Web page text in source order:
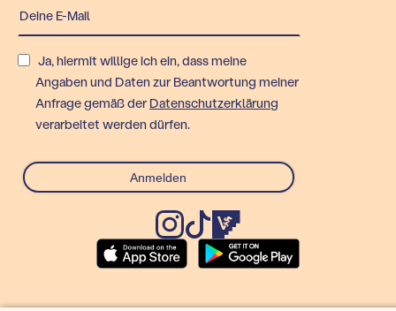
Ja, hiermit willige ich ein, dass meine
Angaben und Daten zur Beantwortung meiner
Anfrage gemäß der Datenschutzerklärung
verarbeitet werden dürfen.